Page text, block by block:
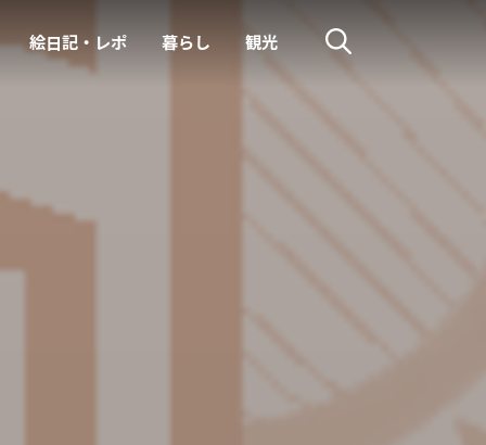
絵日記・レポ 暮らし 観光